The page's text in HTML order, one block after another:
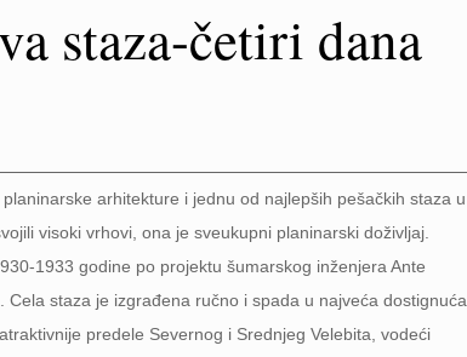
staza-četiri dana
arhitekture i jednu od najlepših pešačkih staza u
visoki vrhovi, ona je sveukupni planinarski doživljaj.
1933 godine po projektu šumarskog inženjera Ante
Cela staza je izgrađena ručno i spada u najveća dostignuća
predele Severnog i Srednjeg Velebita, vodeći